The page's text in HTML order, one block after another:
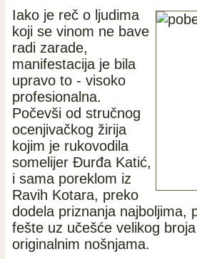
Iako je reč o ljudima
koji se vinom ne bave
radi zarade,
manifestacija je bila
upravo to - visoko
profesionalna.
Počevši od stručnog
ocenjivačkog žirija
kojim je rukovodila
somelijer Đurđa Katić,
i sama poreklom iz
Ravih Kotara, preko
dodela priznanja najboljima,
fešte uz učešće velikog
originalnim nošnjama.